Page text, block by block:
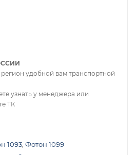
удобной вам транспортной
узнать у менеджера или
ТК
1093 Фотон 1099